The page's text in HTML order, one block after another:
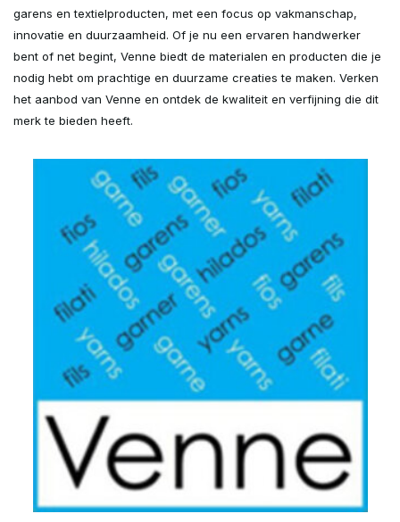
garens en textielproducten, met een focus op vakmanschap,
innovatie en duurzaamheid. Of je nu een ervaren handwerker
bent of net begint, Venne biedt de materialen en producten die je
nodig hebt om prachtige en duurzame creaties te maken. Verken
het aanbod van Venne en ontdek de kwaliteit en verfijning die dit
merk te bieden heeft.